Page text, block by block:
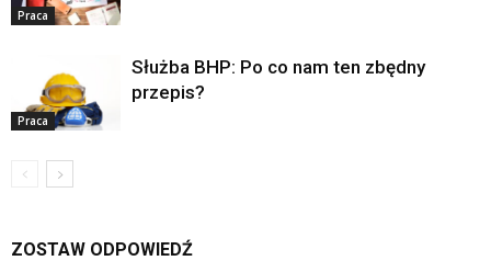
Praca
Praca
Służba BHP: Po co nam ten zbędny
przepis?
ZOSTAW ODPOWIEDŹ